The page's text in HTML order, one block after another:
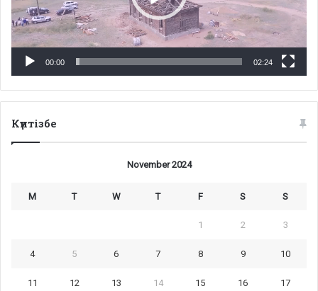
00:00 02:24
Күнтізбе
November 2024
M T W T F S S
1 2 3
4 5 6 7 8 9 10
11 12 13 14 15 16 17